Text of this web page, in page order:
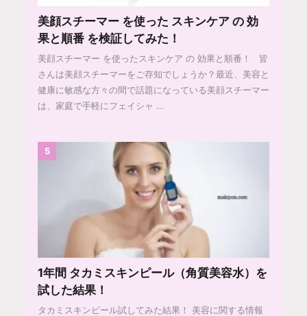
美顔スチーマー を使った スキンケア の 効
果と順番 を検証してみた！
美顔スチーマー を使ったスキンケア の 効果と順番！ 皆
さんは美顔スチーマーをご存知でしょうか？最近、美容と
健康に敏感な方々の間で話題になっている美顔スチーマー
は、家庭で手軽にフェイシャ ...
5
1年間 タカミスキンピール（角質美容水）を
試した結果！
タカミスキンピール試してみた結果！ 美容に関する情報